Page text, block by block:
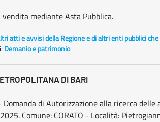
mediante Asta Pubblica.
atti e avvisi della Regione e di altri enti pubblici
Demanio e patrimonio
DI BARI
Domanda di Autorizzazione alla ricerca
Comune: CORATO - Località: